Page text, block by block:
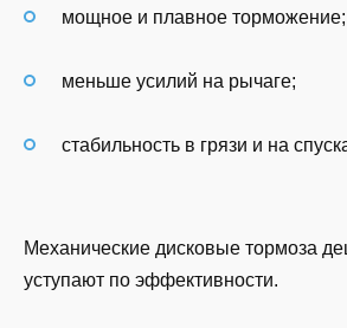
мощное и плавное торможение;
меньше усилий на рычаге;
стабильность в грязи и на
Механические дисковые тормоза
уступают по эффективности.